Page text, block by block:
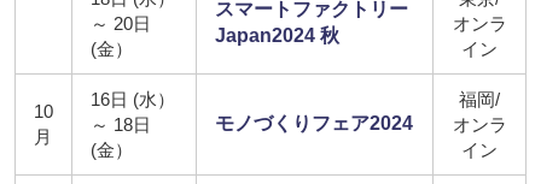
～ 20日
(金）
スマートファクトリー
Japan2024 秋
オンラ
イン
10
月
16日 (水）
～ 18日
(金）
モノづくりフェア2024
福岡/
オンラ
イン